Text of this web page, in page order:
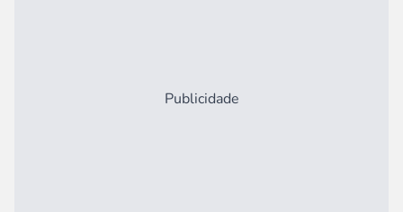
Publicidade